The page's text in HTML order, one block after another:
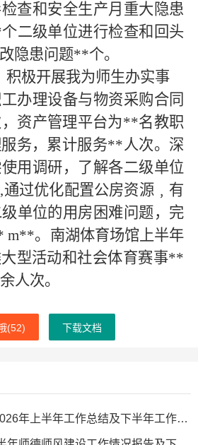
查和安全生产月重大隐患
二级单位进行检查和回头
隐患问题**个。
极开展我为师生办实事
办理设备与物资采购合同
资产管理平台为**名教职
务，累计服务**人次。深
用调研，了解各二级单位
过优化配置公房资源﹐有
单位的用房困难问题，完
。南湖体育场馆上半年
型活动和社会体育赛事**
人次。
(52) 下载文档
高校（大学）团委2026年上半年工作总结及下半年工作计划